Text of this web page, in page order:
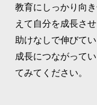
教育にしっかり向
えて自分を成長さ
助けなしで伸びて
成長につながって
てみてください。